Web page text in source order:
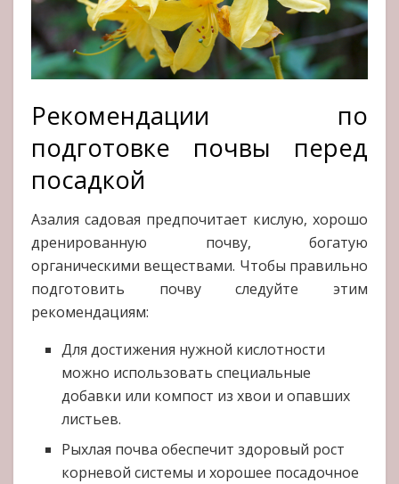
Рекомендации по
подготовке почвы перед
посадкой
Азалия садовая предпочитает кислую, хорошо
дренированную почву, богатую
органическими веществами. Чтобы правильно
подготовить почву следуйте этим
рекомендациям:
Для достижения нужной кислотности
можно использовать специальные
добавки или компост из хвои и опавших
листьев.
Рыхлая почва обеспечит здоровый рост
корневой системы и хорошее посадочное